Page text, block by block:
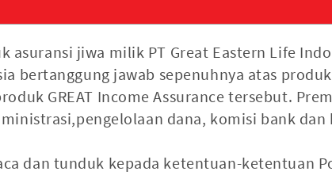
asuransi jiwa milik PT Great Eastern Life
bertanggung jawab sepenuhnya atas produk
GREAT Income Assurance tersebut.
dana, komisi bank
dan tunduk kepada ketentuan-ketentuan